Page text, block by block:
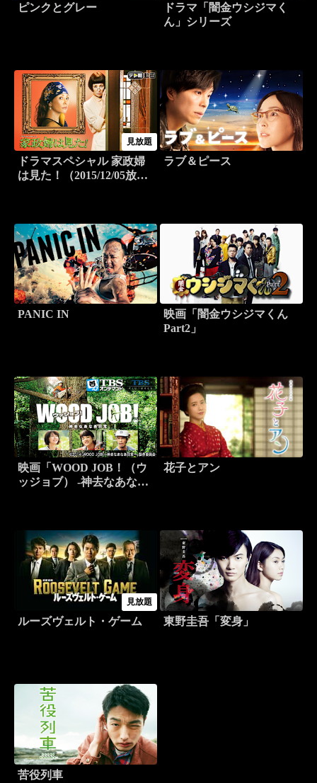
ピンクとグレー
ドラマ「闇金ウシジマく
ん」シリーズ
見放題
ドラマスペシャル 家政婦
は見た！（2015/12/05放送
ラブ＆ピース
PANIC IN
映画「闇金ウシジマくん
Part2」
映画「WOOD JOB！（ウ
ッジョブ） -神去なあなあ
花子とアン
見放題
ルーズヴェルト・ゲーム 東野圭吾「変身」
苦役列車